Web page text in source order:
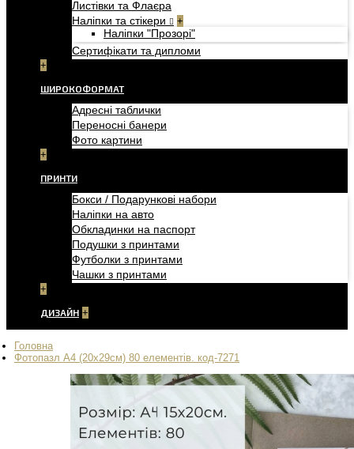
Листівки та Флаєра
Наліпки та стікери
+
Наліпки "Прозорі"
Сертифікати та дипломи
+
ШИРОКОФОРМАТ
Адресні таблички
Переносні банери
Фото картини
+
ПРИНТИ
Бокси / Подарункові набори
Наліпки на авто
Обкладинки на паспорт
Подушки з принтами
Футболки з принтами
Чашки з принтами
+
ДИЗАЙН +
Головна
Фотопазл А4 (20х29см) 80 елементів. код-7271